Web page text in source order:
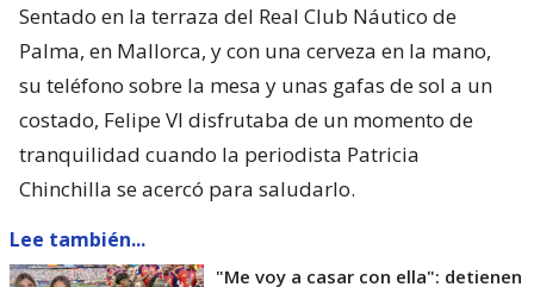
Sentado en la terraza del Real Club Náutico de
Palma, en Mallorca, y con una cerveza en la mano,
su teléfono sobre la mesa y unas gafas de sol a un
costado, Felipe VI disfrutaba de un momento de
tranquilidad cuando la periodista Patricia
Chinchilla se acercó para saludarlo.
Lee también...
"Me voy a casar con ella": detienen